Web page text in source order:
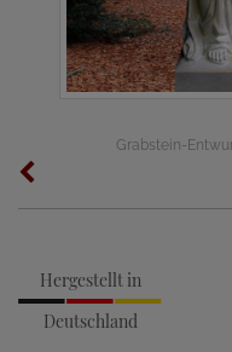
Grabstein-
Hergestellt in
Deutschland